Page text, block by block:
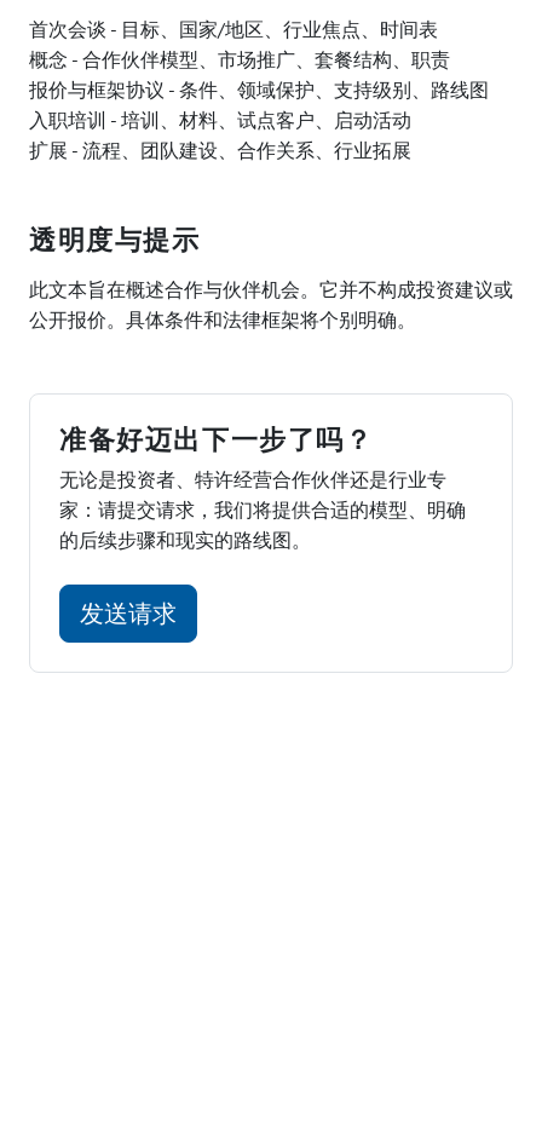
首次会谈 - 目标、国家/地区、行业焦点、时间表
概念 - 合作伙伴模型、市场推广、套餐结构、职责
报价与框架协议 - 条件、领域保护、支持级别、路线图
入职培训 - 培训、材料、试点客户、启动活动
扩展 - 流程、团队建设、合作关系、行业拓展
透明度与提示
此文本旨在概述合作与伙伴机会。它并不构成投资建议或
公开报价。具体条件和法律框架将个别明确。
准备好迈出下一步了吗？
无论是投资者、特许经营合作伙伴还是行业专
家：请提交请求，我们将提供合适的模型、明确
的后续步骤和现实的路线图。
发送请求